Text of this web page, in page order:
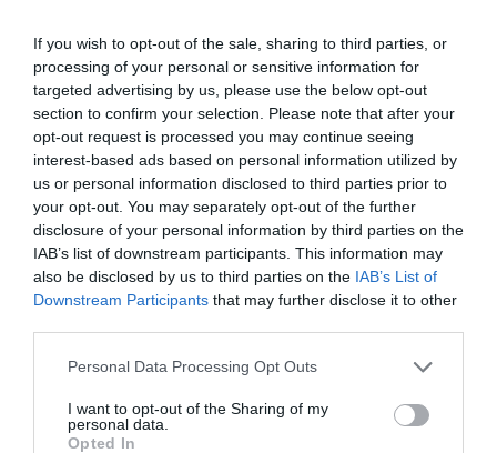
If you wish to opt-out of the sale, sharing to third parties, or
processing of your personal or sensitive information for
targeted advertising by us, please use the below opt-out
section to confirm your selection. Please note that after your
opt-out request is processed you may continue seeing
interest-based ads based on personal information utilized by
us or personal information disclosed to third parties prior to
your opt-out. You may separately opt-out of the further
disclosure of your personal information by third parties on the
IAB’s list of downstream participants. This information may
also be disclosed by us to third parties on the IAB’s List of
Downstream Participants that may further disclose it to other
Personal Data Processing Opt Outs
I want to opt-out of the Sharing of my
personal data.
Opted In